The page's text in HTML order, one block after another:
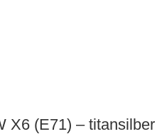
X6 (E71) – titansilber